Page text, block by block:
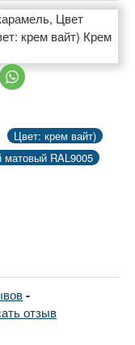
Цвет: крем вайт)
матовый RAL9005
-
отзыв